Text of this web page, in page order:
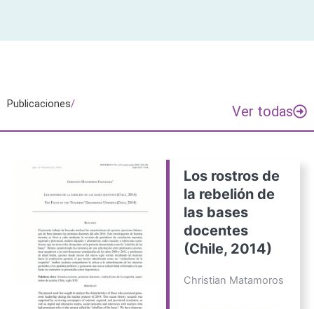
Publicaciones/ Ver todas
Los rostros de
la rebelión de
las bases
docentes
(Chile, 2014)
Christian Matamoros